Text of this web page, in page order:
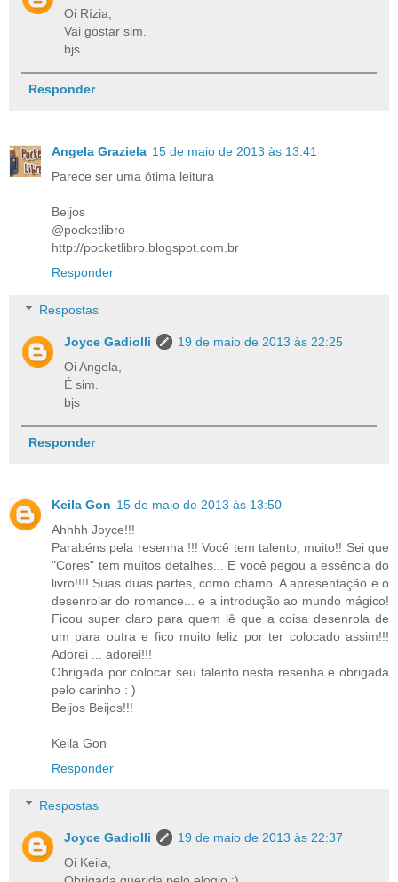
Oi Rízia,
Vai gostar sim.
bjs
Responder
Angela Graziela 15 de maio de 2013 às 13:41
Parece ser uma ótima leitura
Beijos
@pocketlibro
http://pocketlibro.blogspot.com.br
Responder
Respostas
Joyce Gadiolli
19 de maio de 2013 às 22:25
Oi Angela,
É sim.
bjs
Responder
Keila Gon 15 de maio de 2013 às 13:50
Ahhhh Joyce!!!
Parabéns pela resenha !!! Você tem talento, muito!! Sei que
"Cores" tem muitos detalhes... E você pegou a essência do
livro!!!! Suas duas partes, como chamo. A apresentação e o
desenrolar do romance... e a introdução ao mundo mágico!
Ficou super claro para quem lê que a coisa desenrola de
um para outra e fico muito feliz por ter colocado assim!!!
Adorei ... adorei!!!
Obrigada por colocar seu talento nesta resenha e obrigada
pelo carinho : )
Beijos Beijos!!!
Keila Gon
Responder
Respostas
Joyce Gadiolli
19 de maio de 2013 às 22:37
Oi Keila,